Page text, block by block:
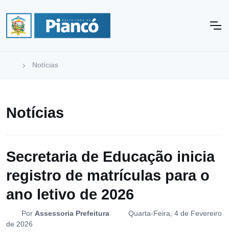
Notícias
Notícias
Secretaria de Educação inicia
registro de matrículas para o
ano letivo de 2026
Por Assessoria Prefeitura
Quarta-Feira, 4 de Fevereiro
de 2026